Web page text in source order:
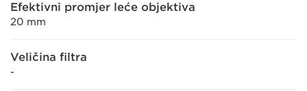
Efektivni promjer leće objektiva
20 mm
Veličina filtra
-